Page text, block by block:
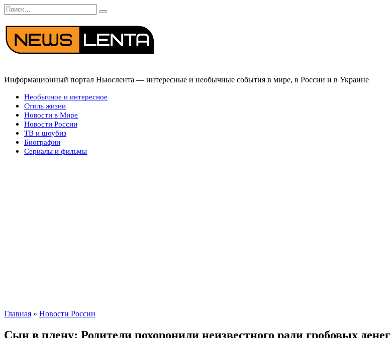
Перейти
к
содержанию
Search
for:
Информационный портал Ньюслента — интересные и необычные события в мире, в России и в Украине
Необычное и интересное
Стиль жизни
Новости в Мире
Новости России
ТВ и шоубиз
Биографии
Сериалы и фильмы
Главная » Новости России
Сын в плену: Родители похоронили неизвестного ради гробовых денег